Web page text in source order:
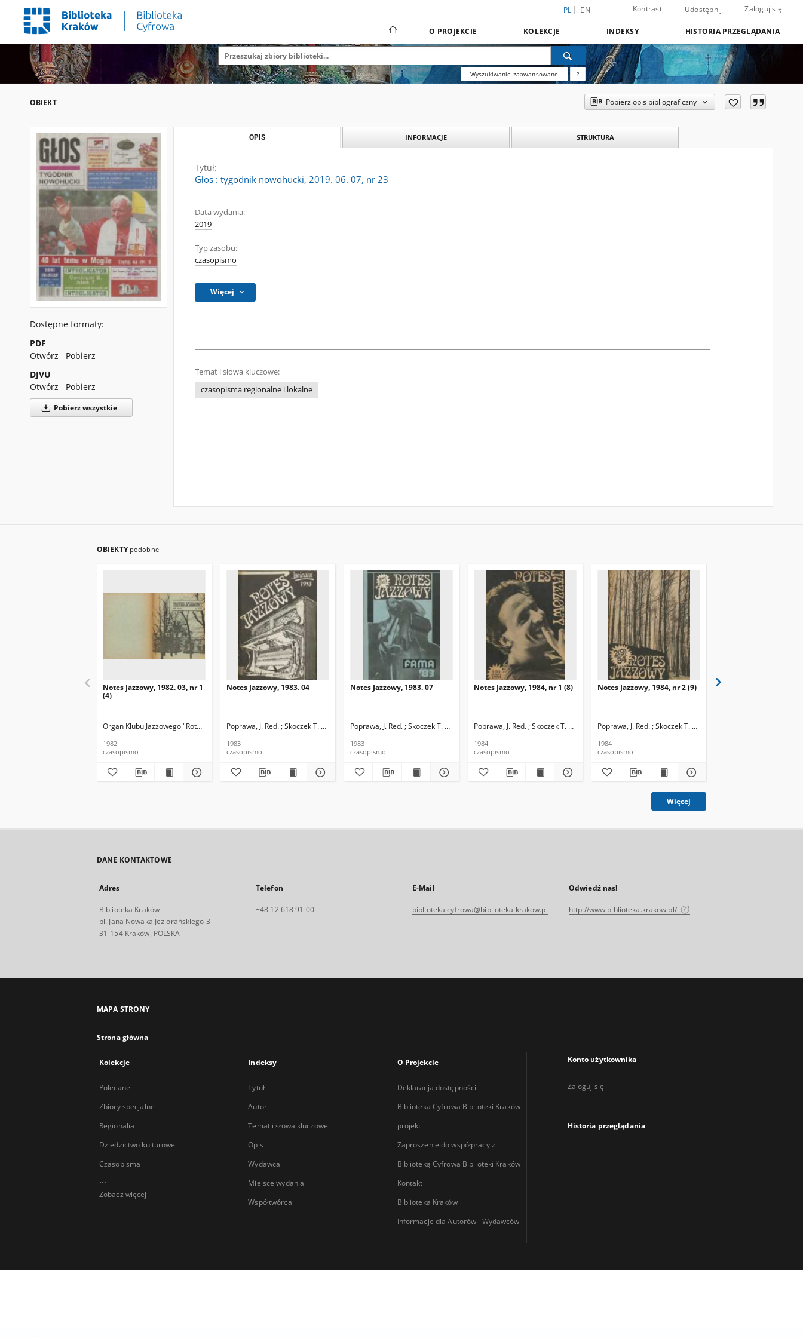
PL EN Kontrast Udostępnij Zaloguj się
O PROJEKCIE KOLEKCJE INDEKSY HISTORIA PRZEGLĄDANIA
Wyszukiwanie zaawansowane ?
OBIEKT Pobierz opis bibliograficzny
Dostępne formaty:
PDF
Otwórz
Pobierz
DJVU
Otwórz
Pobierz
Pobierz wszystkie
OPIS INFORMACJE STRUKTURA
Tytuł:
Głos : tygodnik nowohucki, 2019. 06. 07, nr 23
Data wydania:
2019
Typ zasobu:
czasopismo
Więcej
Temat i słowa kluczowe:
czasopisma regionalne i lokalne
OBIEKTY podobne
Notes Jazzowy, 1982. 03, nr 1
(4)
Organ Klubu Jazzowego "Rotunda" Skoczek, T. Red.
1982
czasopismo
Notes Jazzowy, 1983. 04
Poprawa, J. Red. ; Skoczek T. Red.
1983
czasopismo
Notes Jazzowy, 1983. 07
Poprawa, J. Red. ; Skoczek T. Red.
1983
czasopismo
Notes Jazzowy, 1984, nr 1 (8)
Poprawa, J. Red. ; Skoczek T. Red.
1984
czasopismo
Notes Jazzowy, 1984, nr 2 (9)
Poprawa, J. Red. ; Skoczek T. Red.
1984
czasopismo
Więcej
DANE KONTAKTOWE
Adres
Biblioteka Kraków
pl. Jana Nowaka Jeziorańskiego 3
31-154 Kraków, POLSKA
Telefon
+48 12 618 91 00
E-Mail
biblioteka.cyfrowa@biblioteka.krakow.pl
Odwiedź nas!
http://www.biblioteka.krakow.pl/
MAPA STRONY
Strona główna
Kolekcje
Polecane
Zbiory specjalne
Regionalia
Dziedzictwo kulturowe
Czasopisma
...
Zobacz więcej
Indeksy
Tytuł
Autor
Temat i słowa kluczowe
Opis
Wydawca
Miejsce wydania
Współtwórca
O Projekcie
Deklaracja dostępności
Biblioteka Cyfrowa Biblioteki Kraków-
projekt
Zaproszenie do współpracy z
Biblioteką Cyfrową Biblioteki Kraków
Kontakt
Biblioteka Kraków
Informacje dla Autorów i Wydawców
Konto użytkownika
Zaloguj się
Historia przeglądania